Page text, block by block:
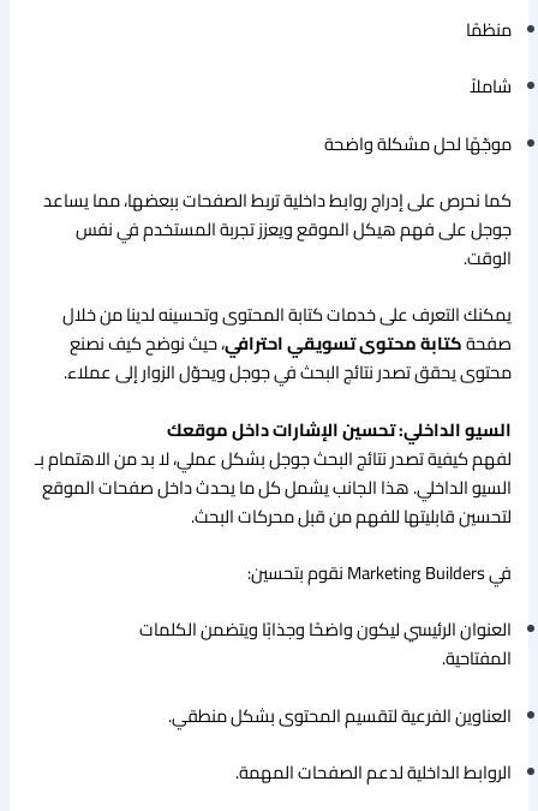
منظمًا
شاملاً
موجّهًا لحل مشكلة واضحة
كما نحرص على إدراج روابط داخلية تربط الصفحات ببعضها، مما يساعد
جوجل على فهم هيكل الموقع ويعزز تجربة المستخدم في نفس
الوقت.
يمكنك التعرف على خدمات كتابة المحتوى وتحسينه لدينا من خلال
صفحةكتابة محتوى تسويقي احترافي، حيث نوضح كيف نصنع
محتوى يحقق تصدر نتائج البحث في جوجل ويحوّل الزوار إلى عملاء.
السيو الداخلي: تحسين الإشارات داخل موقعك
لفهم كيفية تصدر نتائج البحث جوجل بشكل عملي، لا بد من الاهتمام بـ
السيو الداخلي. هذا الجانب يشمل كل ما يحدث داخل صفحات الموقع
لتحسين قابليتها للفهم من قبل محركات البحث.
في Marketing Builders نقوم بتحسين:
العنوان الرئيسي ليكون واضحًا وجذابًا ويتضمن الكلمات
المفتاحية.
العناوين الفرعية لتقسيم المحتوى بشكل منطقي.
الروابط الداخلية لدعم الصفحات المهمة.